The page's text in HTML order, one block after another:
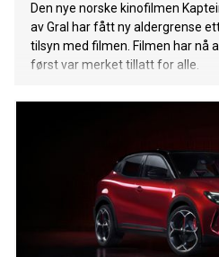
Den nye norske kinofilmen
av Gral har fått ny aldergrense
tilsyn med filmen. Filmen har nå
først var merket tillatt for alle.